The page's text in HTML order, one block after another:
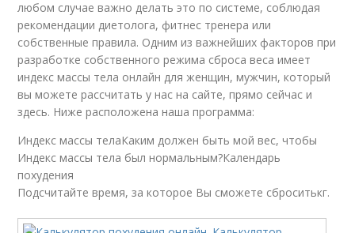
любом случае важно делать это по системе, соблюдая
рекомендации диетолога, фитнес тренера или
собственные правила. Одним из важнейших факторов при
разработке собственного режима сброса веса имеет
индекс массы тела онлайн для женщин, мужчин, который
вы можете рассчитать у нас на сайте, прямо сейчас и
здесь. Ниже расположена наша программа:
Индекс массы телаКаким должен быть мой вес, чтобы
Индекс массы тела был нормальным?Календарь
похудения
Подсчитайте время, за которое Вы сможете сброситькг.